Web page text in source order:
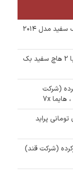
✅ مزایده یک دستگاه خودرو هیوندای النترا رنگ سفید مدل ۲۰۱۴
✅ حراجی داغ 300/000/000 تومانی خودروی تیبا 2 هاچ سفید بک
(شرکت
در حراجی 145 میلیون تومانی پراید
کارکرده (شرکت قند)